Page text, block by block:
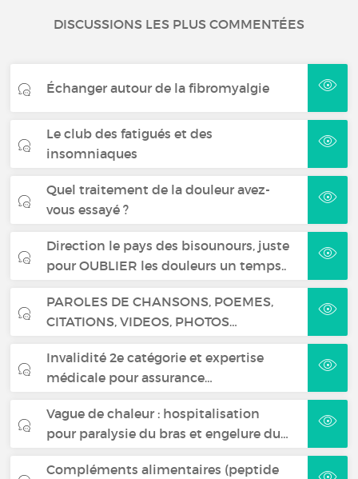
DISCUSSIONS LES PLUS COMMENTÉES
Échanger autour de la fibromyalgie
Le club des fatigués et des
insomniaques
Quel traitement de la douleur avez-
vous essayé ?
Direction le pays des bisounours, juste
pour OUBLIER les douleurs un temps..
PAROLES DE CHANSONS, POEMES,
CITATIONS, VIDEOS, PHOTOS…
Invalidité 2e catégorie et expertise
médicale pour assurance…
Vague de chaleur : hospitalisation
pour paralysie du bras et engelure du…
Compléments alimentaires (peptide